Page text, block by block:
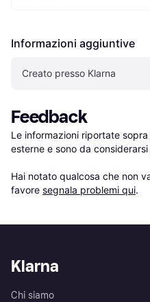
Informazioni aggiuntive
Creato presso Klarna
Feedback
Le informazioni riportate
esterne e sono da
Hai notato qualcosa che non
favore segnala problemi qui.
Klarna
Chi siamo